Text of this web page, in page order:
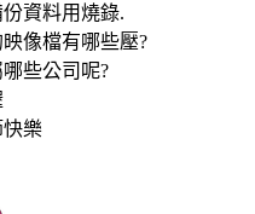
資料用燒錄.
像檔有哪些壓?
些公司呢?
快樂